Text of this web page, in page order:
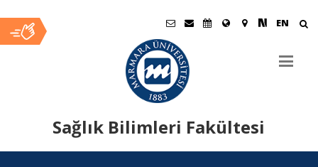
EN
Sağlık Bilimleri Fakültesi